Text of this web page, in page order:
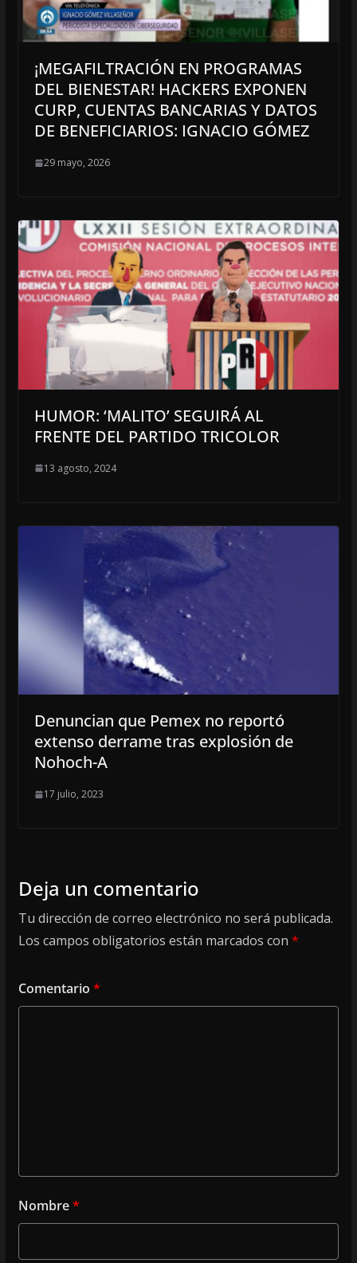
¡MEGAFILTRACIÓN EN PROGRAMAS
DEL BIENESTAR! HACKERS EXPONEN
CURP, CUENTAS BANCARIAS Y DATOS
DE BENEFICIARIOS: IGNACIO GÓMEZ
29 mayo, 2026
HUMOR: ‘MALITO’ SEGUIRÁ AL
FRENTE DEL PARTIDO TRICOLOR
13 agosto, 2024
Denuncian que Pemex no reportó
extenso derrame tras explosión de
Nohoch-A
17 julio, 2023
Deja un comentario
Tu dirección de correo electrónico no será publicada.
Los campos obligatorios están marcados con *
Comentario *
Nombre*